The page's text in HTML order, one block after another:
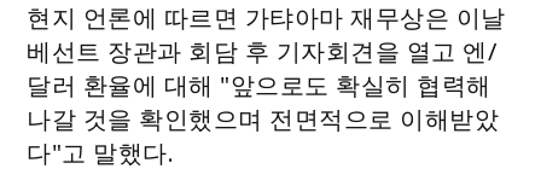
현지 언론에 따르면 가탸아마 재무상은 이날
베선트 장관과 회담 후 기자회견을 열고 엔/
달러 환율에 대해 "앞으로도 확실히 협력해
나갈 것을 확인했으며 전면적으로 이해받았
다"고 말했다.